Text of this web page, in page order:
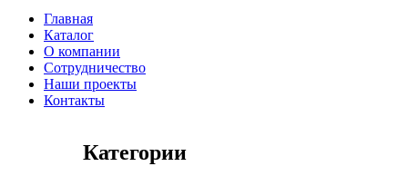
Главная
Каталог
О компании
Сотрудничество
Наши проекты
Контакты
Категории